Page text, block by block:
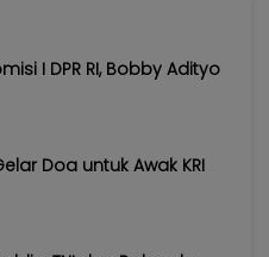
I DPR RI, Bobby Adityo
Doa untuk Awak KRI